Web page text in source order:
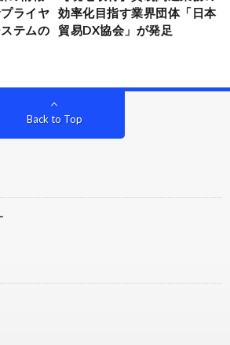
ライヤ
テムの
効率化目指す業界団体「日本
貿易DX協会」が発足
Back to Top